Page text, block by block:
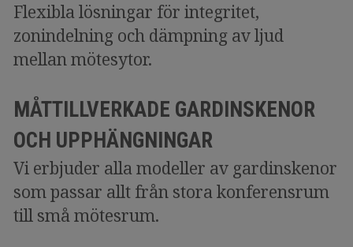
Flexibla lösningar för integritet,
zonindelning och dämpning av ljud
mellan mötesytor.
MÅTTILLVERKADE GARDINSKENOR
OCH UPPHÄNGNINGAR
Vi erbjuder alla modeller av gardinskenor
som passar allt från stora konferensrum
till små mötesrum.